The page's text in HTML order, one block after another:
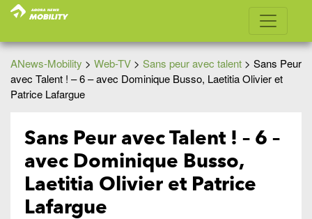
ANews-Mobility > Web-TV > Sans peur avec talent > Sans Peur
avec Talent ! – 6 – avec Dominique Busso, Laetitia Olivier et
Patrice Lafargue
Sans Peur avec Talent ! – 6 –
avec Dominique Busso,
Laetitia Olivier et Patrice
Lafargue